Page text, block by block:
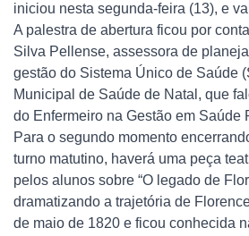
iniciou nesta segunda-feira (13), e
A palestra de abertura ficou por
Silva Pellense, assessora de
gestão do Sistema Único de Saúde
Municipal de Saúde de Natal, que
do Enfermeiro na Gestão em Saúde
Para o segundo momento
turno matutino, haverá uma peça
pelos alunos sobre “O legado de
dramatizando a trajetória de
de maio de 1820 e ficou conhecida